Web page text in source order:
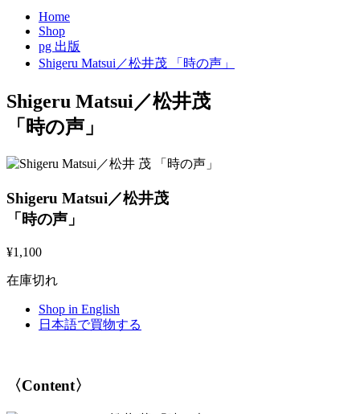
Home
Shop
pg 出版
Shigeru Matsui／松井茂 「時の声」
Shigeru Matsui／松井茂
「時の声」
Shigeru Matsui／松井茂
「時の声」
¥1,100
在庫切れ
Shop in English
日本語で買物する
〈Content〉